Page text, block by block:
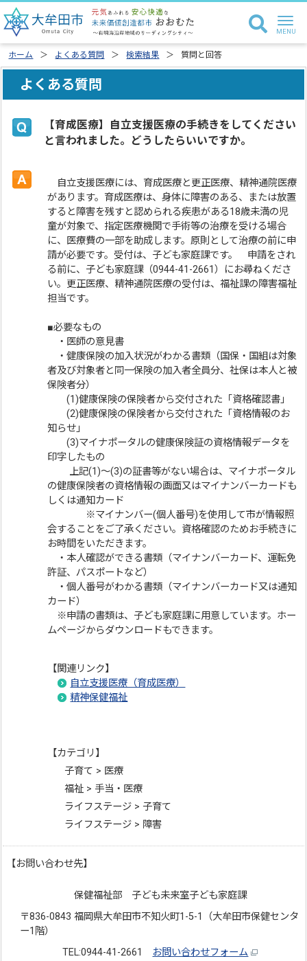
ホーム よくある質問 検索結果 質問と回答
よくある質問
【育成医療】自立支援医療の手続きをしてください
と言われました。どうしたらいいですか。
自立支援医療には、育成医療と更正医療、精神通院医療
があります。育成医療は、身体に障害のある、または放置
すると障害を残すと認められる疾患がある18歳未満の児
童が対象で、指定医療機関で手術等の治療を受ける場合
に、医療費の一部を助成します。原則として治療の前に申
請が必要です。受付は、子ども家庭課です。 申請をされ
る前に、子ども家庭課（0944-41-2661）にお尋ねくださ
い。更正医療、精神通院医療の受付は、福祉課の障害福祉
担当です。
■必要なもの
・医師の意見書
・健康保険の加入状況がわかる書類（国保・国組は対象
者及び対象者と同一保険の加入者全員分、社保は本人と被
保険者分）
(1)健康保険の保険者から交付された「資格確認書」
(2)健康保険の保険者から交付された「資格情報のお
知らせ」
(3)マイナポータルの健康保険証の資格情報データを
印字したもの
上記(1)～(3)の証書等がない場合は、マイナポータル
の健康保険者の資格情報の画面又はマイナンバーカードも
しくは通知カード
※マイナンバー(個人番号)を使用して市が情報照
会することをご了承ください。資格確認のためお手続きに
お時間をいただきます。
・本人確認ができる書類（マイナンバーカード、運転免
許証、パスポートなど）
・個人番号がわかる書類（マイナンバーカード又は通知
カード）
※申請の書類は、子ども家庭課に用意しています。ホー
ムページからダウンロードもできます。
【関連リンク】
自立支援医療（育成医療）
精神保健福祉
【カテゴリ】
子育て > 医療
福祉 > 手当・医療
ライフステージ > 子育て
ライフステージ > 障害
【お問い合わせ先】
保健福祉部 子ども未来室子ども家庭課
〒836-0843 福岡県大牟田市不知火町1-5-1（大牟田市保健センタ
ー1階）
TEL:0944-41-2661
お問い合わせフォーム